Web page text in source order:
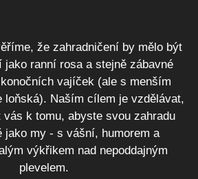
že zahradničení by mělo být
ranní rosa a stejně zábavné
vajíček (ale s menším
loňská). Naším cílem je vzdělávat,
vás k tomu, abyste svou zahradu
jako my - s vášní, humorem a
výkřikem nad nepoddajným
plevelem.